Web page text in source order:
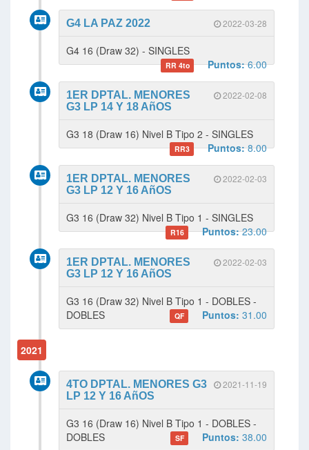
2022-03-28
G4 LA PAZ 2022
G4 16 (Draw 32) - SINGLES
RR 4to Puntos:6.00
2022-02-08
1ER DPTAL. MENORES
G3 LP 14 Y 18 AñOS
G3 18 (Draw 16) Nivel B Tipo 2 - SINGLES
RR3 Puntos:8.00
2022-02-03
1ER DPTAL. MENORES
G3 LP 12 Y 16 AñOS
G3 16 (Draw 32) Nivel B Tipo 1 - SINGLES
R16 Puntos:23.00
2022-02-03
1ER DPTAL. MENORES
G3 LP 12 Y 16 AñOS
G3 16 (Draw 32) Nivel B Tipo 1 - DOBLES -
DOBLES
QF Puntos: 31.00
2021
2021-11-19
4TO DPTAL. MENORES G3
LP 12 Y 16 AñOS
G3 16 (Draw 16) Nivel B Tipo 1 - DOBLES -
DOBLES
SF Puntos: 38.00